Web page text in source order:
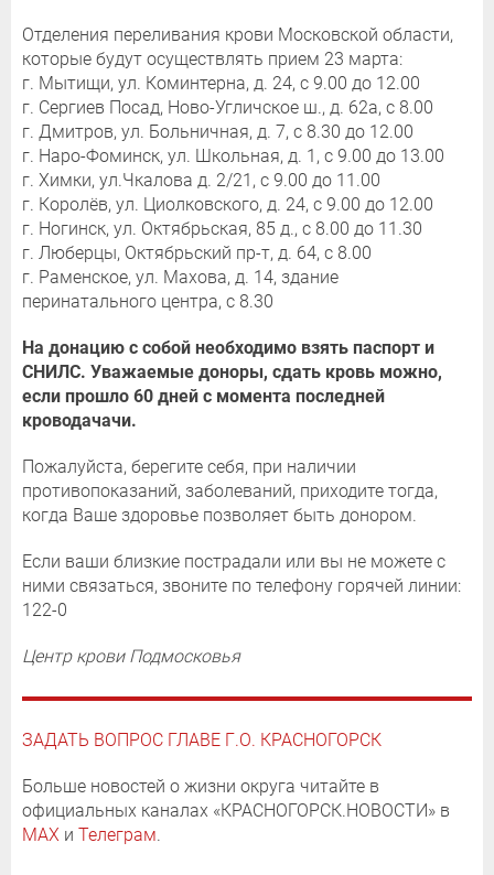
Отделения переливания крови Московской области,
которые будут осуществлять прием 23 марта:
г. Мытищи, ул. Коминтерна, д. 24, с 9.00 до 12.00
г. Сергиев Посад, Ново-Угличское ш., д. 62а, с 8.00
г. Дмитров, ул. Больничная, д. 7, с 8.30 до 12.00
г. Наро-Фоминск, ул. Школьная, д. 1, с 9.00 до 13.00
г. Химки, ул.Чкалова д. 2/21, с 9.00 до 11.00
г. Королёв, ул. Циолковского, д. 24, с 9.00 до 12.00
г. Ногинск, ул. Октябрьская, 85 д., с 8.00 до 11.30
г. Люберцы, Октябрьский пр-т, д. 64, с 8.00
г. Раменское, ул. Махова, д. 14, здание
перинатального центра, с 8.30
На донацию с собой необходимо взять паспорт и
СНИЛС. Уважаемые доноры, сдать кровь можно,
если прошло 60 дней с момента последней
кроводачачи.
Пожалуйста, берегите себя, при наличии
противопоказаний, заболеваний, приходите тогда,
когда Ваше здоровье позволяет быть донором.
Если ваши близкие пострадали или вы не можете с
ними связаться, звоните по телефону горячей линии:
122-0
Центр крови Подмосковья
ЗАДАТЬ ВОПРОС ГЛАВЕ Г.О. КРАСНОГОРСК
Больше новостей о жизни округа читайте в
официальных каналах «КРАСНОГОРСК.НОВОСТИ» в
MAX и Телеграм.